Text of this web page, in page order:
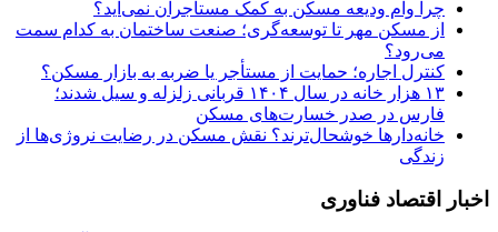
چرا وام ودیعه مسکن به کمک مستأجران نمی‌آید؟
از مسکن مهر تا توسعه‌گری؛ صنعت ساختمان به کدام سمت
می‌رود؟
کنترل اجاره؛ حمایت از مستأجر یا ضربه به بازار مسکن؟
۱۳ هزار خانه در سال ۱۴۰۴ قربانی زلزله و سیل شدند؛
فارس در صدر خسارت‌های مسکن
خانه‌دارها خوشحال‌ترند؟ نقش مسکن در رضایت نروژی‌ها از
زندگی
اخبار اقتصاد فناوری